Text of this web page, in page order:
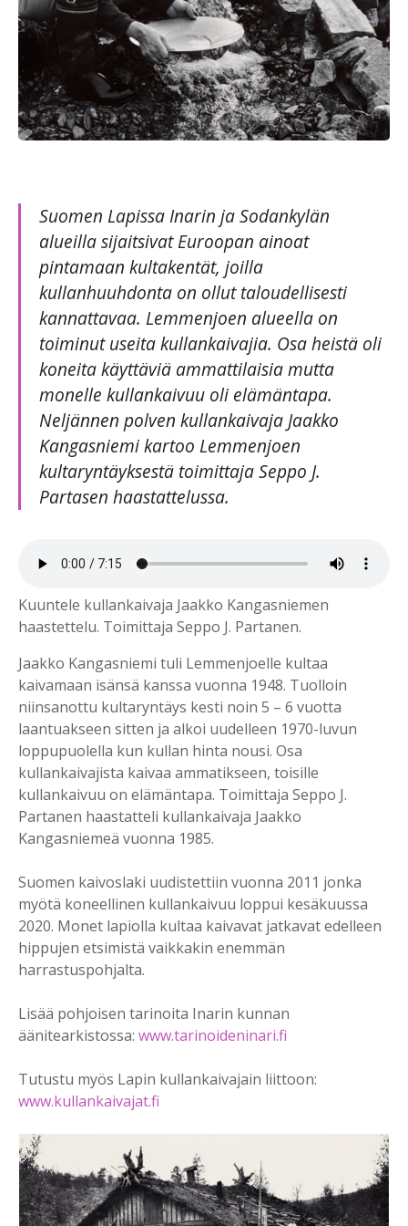
Suomen Lapissa Inarin ja Sodankylän
alueilla sijaitsivat Euroopan ainoat
pintamaan kultakentät, joilla
kullanhuuhdonta on ollut taloudellisesti
kannattavaa. Lemmenjoen alueella on
toiminut useita kullankaivajia. Osa heistä oli
koneita käyttäviä ammattilaisia mutta
monelle kullankaivuu oli elämäntapa.
Neljännen polven kullankaivaja Jaakko
Kangasniemi kartoo Lemmenjoen
kultaryntäyksestä toimittaja Seppo J.
Partasen haastattelussa.
Kuuntele kullankaivaja Jaakko Kangasniemen
haastettelu. Toimittaja Seppo J. Partanen.
Jaakko Kangasniemi tuli Lemmenjoelle kultaa
kaivamaan isänsä kanssa vuonna 1948. Tuolloin
niinsanottu kultaryntäys kesti noin 5 – 6 vuotta
laantuakseen sitten ja alkoi uudelleen 1970-luvun
loppupuolella kun kullan hinta nousi. Osa
kullankaivajista kaivaa ammatikseen, toisille
kullankaivuu on elämäntapa. Toimittaja Seppo J.
Partanen haastatteli kullankaivaja Jaakko
Kangasniemeä vuonna 1985.
Suomen kaivoslaki uudistettiin vuonna 2011 jonka
myötä koneellinen kullankaivuu loppui kesäkuussa
2020. Monet lapiolla kultaa kaivavat jatkavat edelleen
hippujen etsimistä vaikkakin enemmän
harrastuspohjalta.
Lisää pohjoisen tarinoita Inarin kunnan
äänitearkistossa: www.tarinoideninari.fi
Tutustu myös Lapin kullankaivajain liittoon:
www.kullankaivajat.fi